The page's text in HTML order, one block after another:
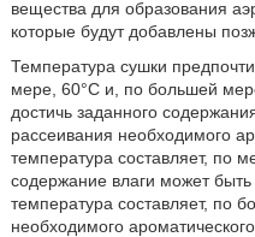
вещества для образования
которые будут добавлены
Температура сушки
мере, 60°С и, по большей
достичь заданного
рассеивания необходимого
температура составляет, по
содержание влаги может быть
температура составляет, по
необходимого